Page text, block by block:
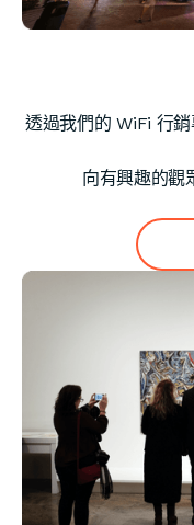
透過我們的 WiFi 行
向有興趣的觀